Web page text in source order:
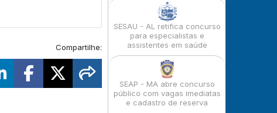
Compartilhe:
SESAU - AL retifica concurso
para especialistas e
assistentes em saúde
SEAP - MA abre concurso
público com vagas imediatas
e cadastro de reserva